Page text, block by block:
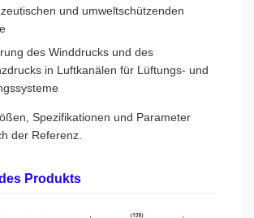
und umweltschützenden
des Winddrucks und des
in Luftkanälen für Lüftungs- und
Spezifikationen und Parameter
der Referenz.
Produkts